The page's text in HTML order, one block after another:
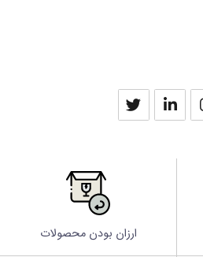
ارزان بودن محصولات